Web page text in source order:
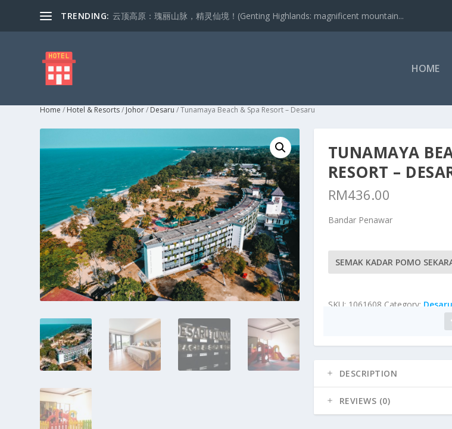
TRENDING: 云顶高原：瑰丽山脉，精灵仙境！(Genting Highlands: magnificent mountain...
HOME
Home / Hotel & Resorts/ Johor/ Desaru / Tunamaya Beach & Spa Resort – Desaru
TUNAMAYA
RESORT –
RM436.00
Bandar Penawar
SEMAK KADAR POMO
SKU: 1061608 Category: Desaru
DESCRIPTION
REVIEWS (0)